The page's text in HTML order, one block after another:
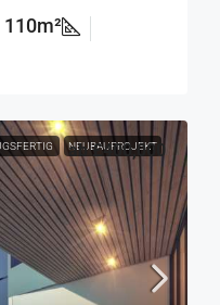
NEUBAUPROJEKT
ab£400,000